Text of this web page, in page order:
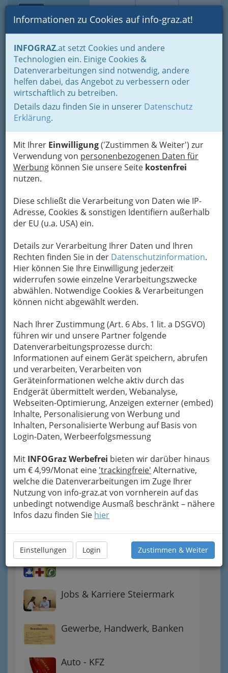
Suche Login Toggle
Informationen zu Cookies auf info-graz.at!
INFOGRAZ.at setzt Cookies und andere
Technologien ein. Einige Cookies &
Datenverarbeitungen sind notwendig, andere
helfen dabei, das Angebot zu verbessern oder
wirtschaftlich zu betreiben.
Details dazu finden Sie in unserer Datenschutz
Erklärung.
Mit Ihrer Einwilligung('Zustimmen & Weiter') zur
Verwendung von personenbezogenen Daten für
Werbung können Sie unsere Seite kostenfrei
nutzen.
Diese schließt die Verarbeitung von Daten wie IP-
Adresse, Cookies & sonstigen Identifiern außerhalb
der EU (u.a. USA) ein.
Details zur Verarbeitung Ihrer Daten und Ihren
Rechten finden Sie in der Datenschutzinformation.
Hier können Sie Ihre Einwilligung jederzeit
widerrufen sowie einzelne Verarbeitungszwecke
abwählen. Notwendige Cookies & Verarbeitungen
können nicht abgewählt werden.
Nach Ihrer Zustimmung (Art. 6 Abs. 1 lit. a DSGVO)
führen wir und unsere Partner folgende
Datenverarbeitungsprozesse durch:
Informationen auf einem Gerät speichern, abrufen
und verarbeiten, Verarbeiten von
Geräteinformationen welche aktiv durch das
Endgerät übermittelt werden, Webanalyse,
Webseiten-Optimierung, Anzeigen externer (embed)
Inhalte, Personalisierung von Werbung und
Inhalten, Personalisierte Werbung auf Basis von
Login-Daten, Werbeerfolgsmessung
Mit INFOGraz Werbefrei bieten wir darüber hinaus
um € 4,99/Monat eine 'trackingfreie' Alternative,
welche die Datenverarbeitungen im Zuge Ihrer
Nutzung von info-graz.at von vornherein auf das
unbedingt notwendige Ausmaß beschränkt – nähere
Infos dazu finden Sie hier
Einstellungen Login Zustimmen & Weiter
Home Branchen
Henelit Lacke H.
Neugebauer KG.
Wiener Straße 227, 8051 Graz
Karte
Adresse mit Google Maps anschauen
Die wichtigsten Kategorien
Einkaufen & Schenken - der
Handel
Gutschein-Welt: von myToys
bis H&M, C&A u.v.m.
Gewinnspiele - Lokale
Gutscheine
Notdienste für (fast) alle Fälle
Jobs & Karriere Steiermark
Gewerbe, Handwerk, Banken
Auto - KFZ